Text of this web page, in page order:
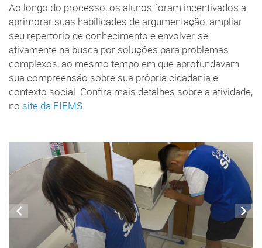
Ao longo do processo, os alunos foram incentivados a
aprimorar suas habilidades de argumentação, ampliar
seu repertório de conhecimento e envolver-se
ativamente na busca por soluções para problemas
complexos, ao mesmo tempo em que aprofundavam
sua compreensão sobre sua própria cidadania e
contexto social. Confira mais detalhes sobre a atividade,
no site da FIEMS.